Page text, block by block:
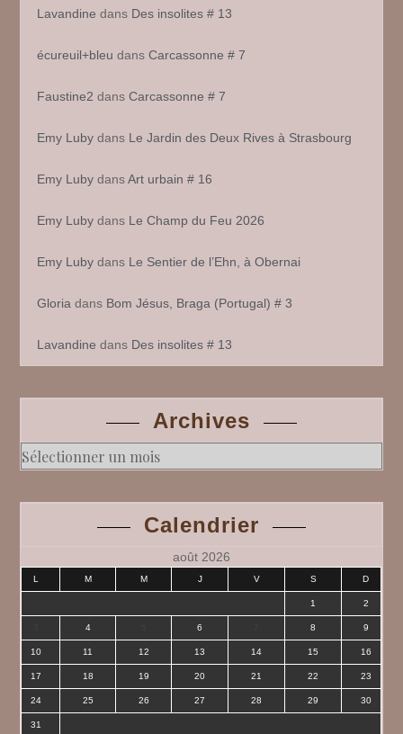
Lavandine dans Des insolites # 13
écureuil+bleu dansCarcassonne # 7
Faustine2 dansCarcassonne # 7
Emy Luby dans Le Jardin des Deux Rives à Strasbourg
Emy Luby dansArt urbain # 16
Emy Luby dans Le Champ du Feu 2026
Emy Luby dans Le Sentier de l’Ehn, à Obernai
Gloria dans Bom Jésus, Braga (Portugal) # 3
Lavandine dans Des insolites # 13
Archives
Archives
Calendrier
août 2026
L M M J V S D
1 2
4 6 8 9
10 11 12 13 14 15 16
17 18 19 20 21 22 23
24 25 26 27 28 29 30
31